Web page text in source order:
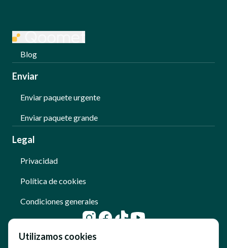
Blog
Enviar
Enviar paquete urgente
Enviar paquete grande
Legal
Privacidad
Política de cookies
Condiciones generales
Utilizamos cookies